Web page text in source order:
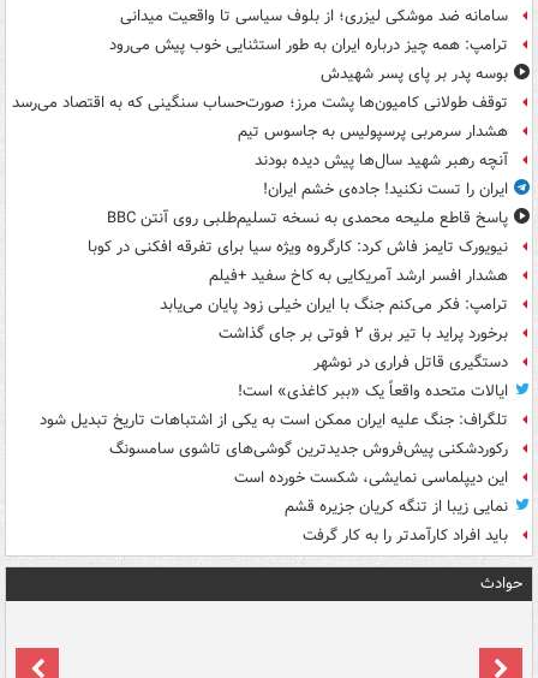
سامانه ضد موشکی لیزری؛ از بلوف سیاسی تا واقعیت میدانی
ترامپ: همه چیز درباره ایران به طور استثنایی خوب پیش می‌رود
بوسه‌ پدر بر پای پسر شهیدش
توقف طولانی کامیون‌ها پشت مرز؛ صورت‌حساب سنگینی که به اقتصاد می‌رسد
هشدار سرمربی پرسپولیس به جاسوس تیم
آنچه رهبر شهید سال‌ها پیش دیده بودند
ایران را تست نکنید! جاده‌ی خشم ایران!
پاسخ قاطع ملیحه محمدی به نسخه تسلیم‌طلبی روی آنتن BBC
نیویورک تایمز فاش کرد: کارگروه ویژه سیا برای تفرقه افکنی در کوبا
هشدار افسر ارشد آمریکایی به کاخ سفید +فیلم
ترامپ: فکر می‌کنم جنگ با ایران خیلی زود پایان می‌یابد
برخورد پراید با تیر برق ۲ فوتی بر جای گذاشت
دستگیری قاتل فراری در نوشهر
ایالات متحده واقعاً یک «ببر کاغذی» است!
تلگراف: جنگ علیه ایران ممکن است به یکی از اشتباهات تاریخ تبدیل شود
رکوردشکنی پیش‌فروش جدیدترین گوشی‌های تاشوی سامسونگ
این دیپلماسی نمایشی، شکست خورده است
نمایی زیبا از تنگه کریان جزیره قشم
باید افراد کارآمدتر را به کار گرفت
حوادث